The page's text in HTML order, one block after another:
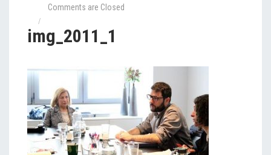
Comments are Closed
img_2011_1